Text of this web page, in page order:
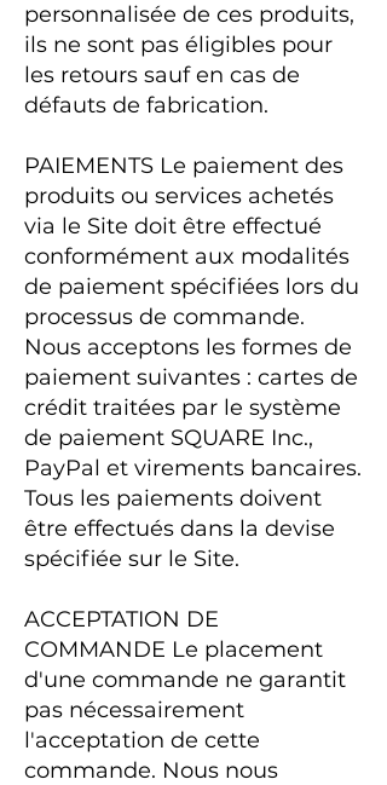
personnalisée de ces produits,
ils ne sont pas éligibles pour
les retours sauf en cas de
défauts de fabrication.
PAIEMENTS Le paiement des
produits ou services achetés
via le Site doit être effectué
conformément aux modalités
de paiement spécifiées lors du
processus de commande.
Nous acceptons les formes de
paiement suivantes : cartes de
crédit traitées par le système
de paiement SQUARE Inc.,
PayPal et virements bancaires.
Tous les paiements doivent
être effectués dans la devise
spécifiée sur le Site.
ACCEPTATION DE
COMMANDE Le placement
d'une commande ne garantit
pas nécessairement
l'acceptation de cette
commande. Nous nous